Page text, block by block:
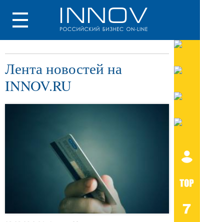
Лента новостей на
INNOV.RU